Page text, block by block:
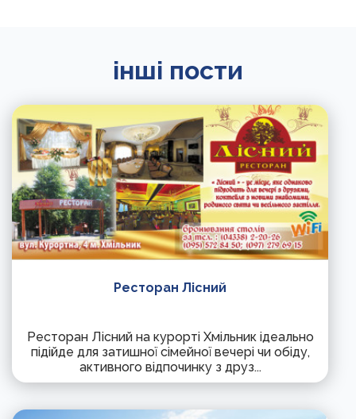
інші пости
Ресторан Лісний
Ресторан Лісний на курорті Хмільник ідеально
підійде для затишної сімейної вечері чи обіду,
активного відпочинку з друз...